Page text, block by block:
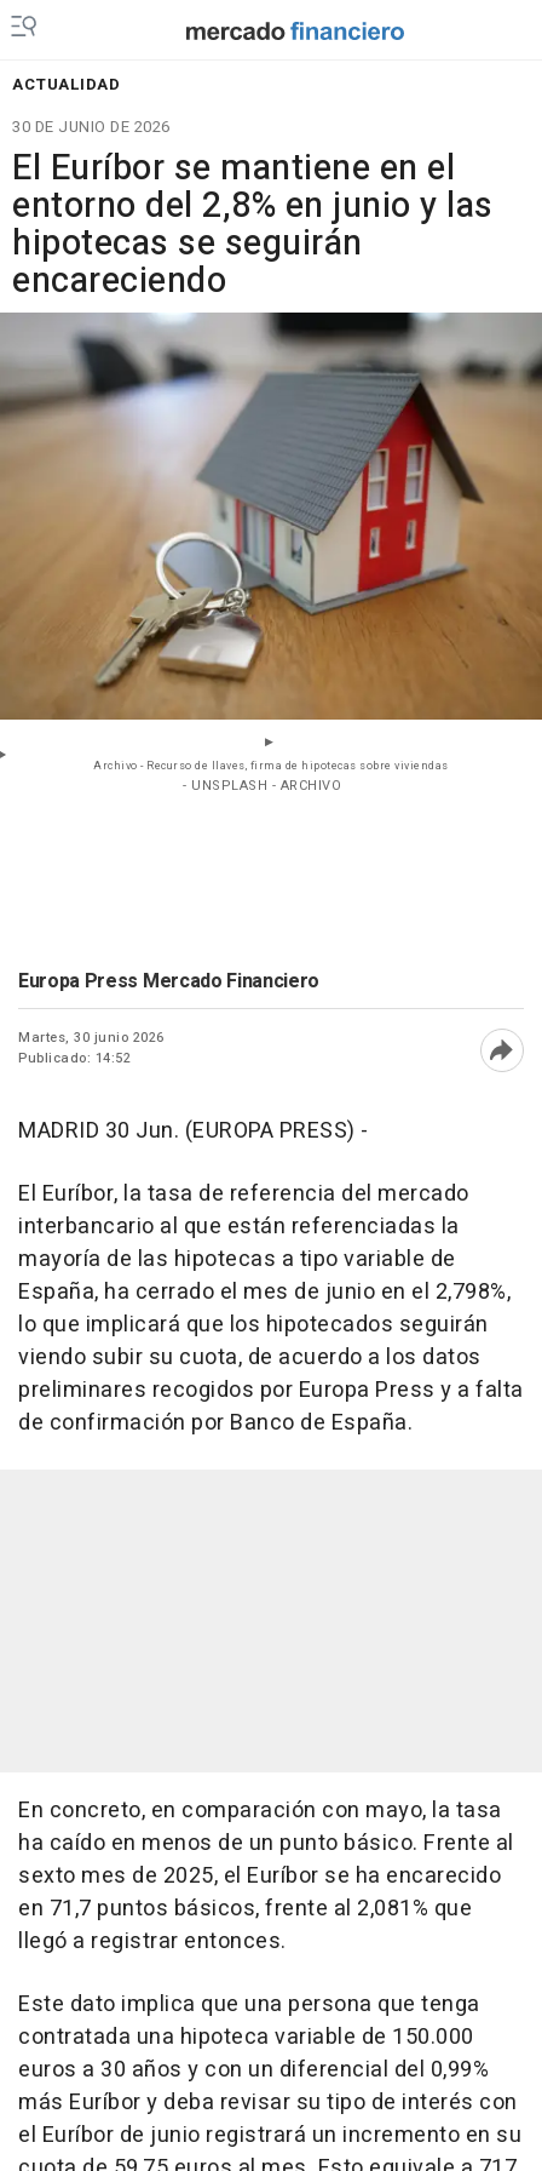
ACTUALIDAD
30 DE JUNIO DE 2026
El Euríbor se mantiene en el
entorno del 2,8% en junio y las
hipotecas se seguirán
encareciendo
Archivo - Recurso de llaves, firma de hipotecas sobre viviendas
- UNSPLASH - ARCHIVO
Europa Press Mercado Financiero
Martes, 30 junio 2026
Publicado: 14:52
MADRID 30 Jun. (EUROPA PRESS) -
El Euríbor, la tasa de referencia del mercado
interbancario al que están referenciadas la
mayoría de las hipotecas a tipo variable de
España, ha cerrado el mes de junio en el 2,798%,
lo que implicará que los hipotecados seguirán
viendo subir su cuota, de acuerdo a los datos
preliminares recogidos por Europa Press y a falta
de confirmación por Banco de España.
En concreto, en comparación con mayo, la tasa
ha caído en menos de un punto básico. Frente al
sexto mes de 2025, el Euríbor se ha encarecido
en 71,7 puntos básicos, frente al 2,081% que
llegó a registrar entonces.
Este dato implica que una persona que tenga
contratada una hipoteca variable de 150.000
euros a 30 años y con un diferencial del 0,99%
más Euríbor y deba revisar su tipo de interés con
el Euríbor de junio registrará un incremento en su